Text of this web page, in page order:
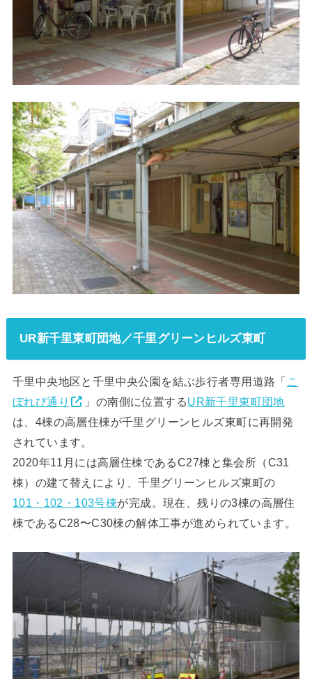
UR新千里東町団地／千里グリーンヒルズ東町
千里中央地区と千里中央公園を結ぶ歩行者専用道路「 こ
ぼれび通り
」の南側に位置するUR新千里東町団地
は、4棟の高層住棟が千里グリーンヒルズ東町に再開発
されています。
2020年11月には高層住棟であるC27棟と集会所（C31
棟）の建て替えにより、千里グリーンヒルズ東町の
101・102・103号棟が完成。現在、残りの3棟の高層住
棟であるC28〜C30棟の解体工事が進められています。